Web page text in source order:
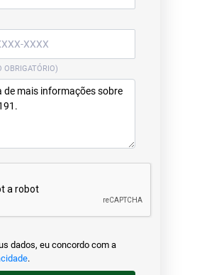
OBRIGATÓRIO)
dados, eu concordo com a
.